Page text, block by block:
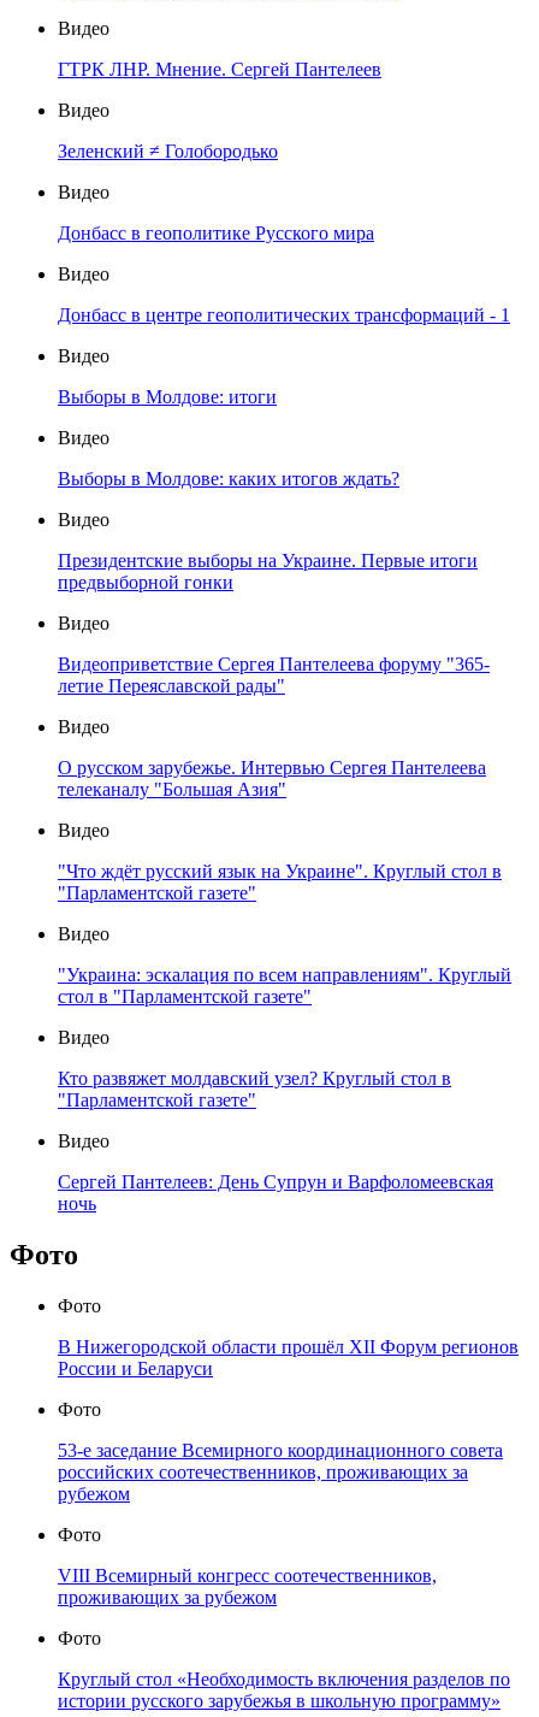
Видео
ГТРК ЛНР. Мнение. Сергей Пантелеев
Видео
Зеленский ≠ Голобородько
Видео
Донбасс в геополитике Русского мира
Видео
Донбасс в центре геополитических трансформаций - 1
Видео
Выборы в Молдове: итоги
Видео
Выборы в Молдове: каких итогов ждать?
Видео
Президентские выборы на Украине. Первые итоги
предвыборной гонки
Видео
Видеоприветствие Сергея Пантелеева форуму "365-
летие Переяславской рады"
Видео
О русском зарубежье. Интервью Сергея Пантелеева
телеканалу "Большая Азия"
Видео
"Что ждёт русский язык на Украине". Круглый стол в
"Парламентской газете"
Видео
"Украина: эскалация по всем направлениям". Круглый
стол в "Парламентской газете"
Видео
Кто развяжет молдавский узел? Круглый стол в
"Парламентской газете"
Видео
Сергей Пантелеев: День Супрун и Варфоломеевская
ночь
Фото
Фото
В Нижегородской области прошёл XII Форум регионов
России и Беларуси
Фото
53-е заседание Всемирного координационного совета
российских соотечественников, проживающих за
рубежом
Фото
VIII Всемирный конгресс соотечественников,
проживающих за рубежом
Фото
Круглый стол «Необходимость включения разделов по
истории русского зарубежья в школьную программу»